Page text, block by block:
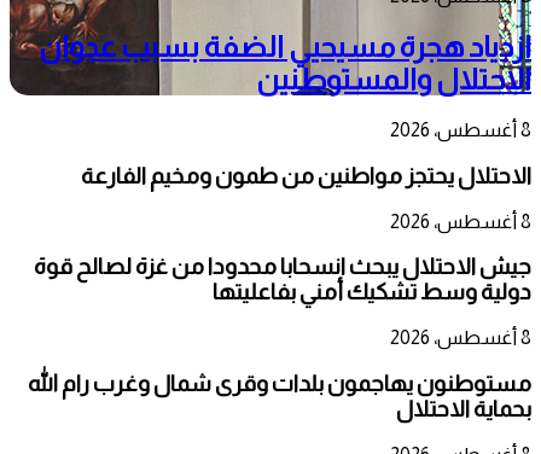
ازدياد هجرة مسيحيي الضفة بسبب عدوان
الاحتلال والمستوطنين
8 أغسطس، 2026
الاحتلال يحتجز مواطنين من طمون ومخيم الفارعة
8 أغسطس، 2026
جيش الاحتلال يبحث انسحابا محدودا من غزة لصالح قوة
دولية وسط تشكيك أمني بفاعليتها
8 أغسطس، 2026
مستوطنون يهاجمون بلدات وقرى شمال وغرب رام الله
بحماية الاحتلال